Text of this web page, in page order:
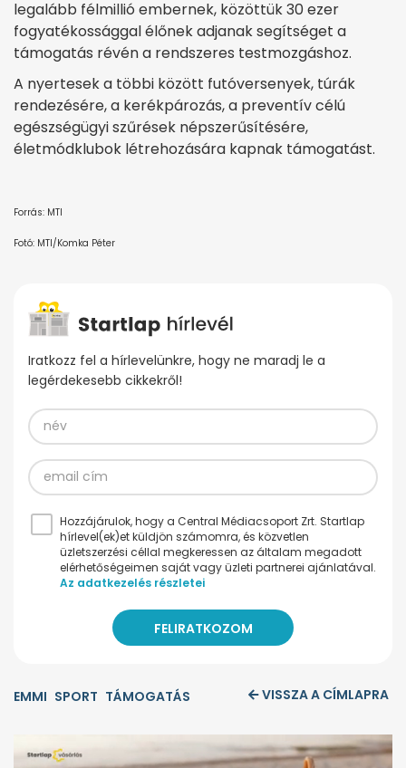
legalább félmillió embernek, közöttük 30 ezer
fogyatékossággal élőnek adjanak segítséget a
támogatás révén a rendszeres testmozgáshoz.
A nyertesek a többi között futóversenyek, túrák
rendezésére, a kerékpározás, a preventív célú
egészségügyi szűrések népszerűsítésére,
életmódklubok létrehozására kapnak támogatást.
Forrás: MTI
Fotó: MTI/Komka Péter
Iratkozz fel a hírlevelünkre, hogy ne maradj le a
legérdekesebb cikkekről!
Hozzájárulok, hogy a Central Médiacsoport Zrt. Startlap
hírlevel(ek)et küldjön számomra, és közvetlen
üzletszerzési céllal megkeressen az általam megadott
elérhetőségeimen saját vagy üzleti partnerei ajánlatával.
Az adatkezelés részletei
EMMI SPORT TÁMOGATÁS VISSZA A CÍMLAPRA